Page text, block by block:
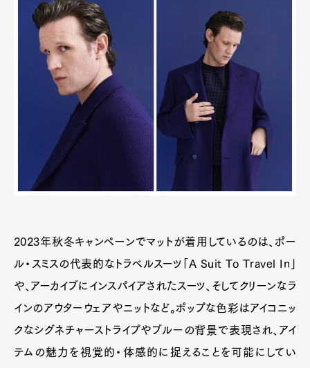
2023年秋冬キャンペーンでマットが着用しているのは、ポー
ル・スミスの代表的なトラベルスーツ「A Suit To Travel In」
や、アーカイブにインスパイアされたスーツ、そしてクリーンなラ
インのアウターウェアやニットなど。ポップな色彩はアイコニッ
クなシグネチャーストライプやブルーの背景で表現され、アイ
テムの魅力を視覚的・体感的に捉えることを可能にしてい